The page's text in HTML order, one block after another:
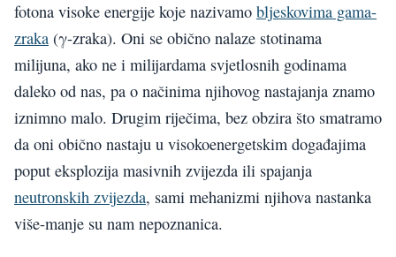
fotona visoke energije koje nazivamo bljeskovima gama-
zraka (γ-zraka). Oni se obično nalaze stotinama
milijuna, ako ne i milijardama svjetlosnih godinama
daleko od nas, pa o načinima njihovog nastajanja znamo
iznimno malo. Drugim riječima, bez obzira što smatramo
da oni obično nastaju u visokoenergetskim događajima
poput eksplozija masivnih zvijezda ili spajanja
neutronskih zvijezda, sami mehanizmi njihova nastanka
više-manje su nam nepoznanica.